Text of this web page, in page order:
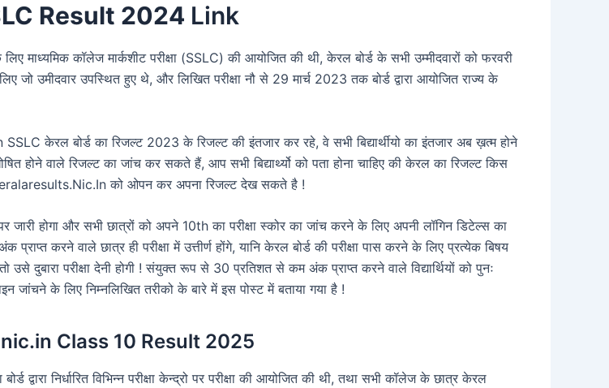
Result 2024 Link
माध्यमिक कॉलेज मार्कशीट परीक्षा (SSLC) की आयोजित की थी, केरल बोर्ड के सभी उम्मीदवारों को फरवरी
उमीदवार उपस्थित हुए थे, और लिखित परीक्षा नौ से 29 मार्च 2023 तक बोर्ड द्वारा आयोजित राज्य के
केरल बोर्ड का रिजल्ट 2023 के रिजल्ट की इंतजार कर रहे, वे सभी बिद्यार्थीयो का इंतजार अब ख़त्म होने
होने वाले रिजल्ट का जांच कर सकते हैं, आप सभी बिद्यार्थ्यो को पता होना चाहिए की केरल का रिजल्ट किस
को ओपन कर अपना रिजल्ट देख सकते है !
होगा और सभी छात्रों को अपने 10th का परीक्षा स्कोर का जांच करने के लिए अपनी लॉगिन डिटेल्स का
करने वाले छात्र ही परीक्षा में उत्तीर्ण होंगे, यानि केरल बोर्ड की परीक्षा पास करने के लिए प्रत्येक बिषय
दुबारा परीक्षा देनी होगी ! संयुक्त रूप से 30 प्रतिशत से कम अंक प्राप्त करने वाले विद्यार्थियों को पुनः
जांचने के लिए निम्नलिखित तरीको के बारे में इस पोस्ट में बताया गया है !
Class 10 Result 2025
द्वारा निर्धारित विभिन्न परीक्षा केन्द्रो पर परीक्षा की आयोजित की थी, तथा सभी कॉलेज के छात्र केरल